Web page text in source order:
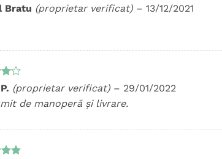
la
Bratu (proprietar verificat) – 13/12/2021
(proprietar verificat) – 29/01/2022
de manoperă și livrare.